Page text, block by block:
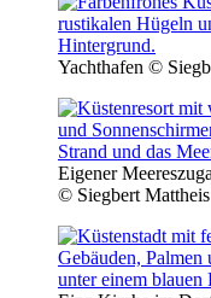
Yachthafen ©
Eigener
© Siegbert Mattheis